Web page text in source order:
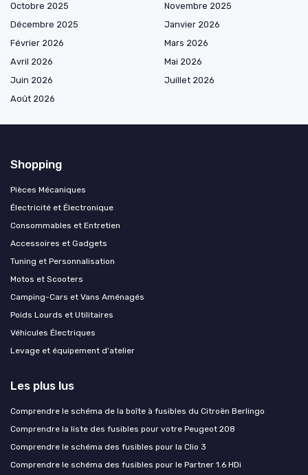
Octobre 2025
Novembre 2025
Décembre 2025
Janvier 2026
Février 2026
Mars 2026
Avril 2026
Mai 2026
Juin 2026
Juillet 2026
Août 2026
Shopping
Pièces Mécaniques
Électricité et Électronique
Consommables et Entretien
Accessoires et Gadgets
Tuning et Personnalisation
Motos et Scooters
Camping-Cars et Vans Aménagés
Poids Lourds et Utilitaires
Véhicules Électriques
Levage et équipement d'atelier
Les plus lus
Comprendre le schéma de la boîte à fusibles du Citroën Berlingo
Comprendre la liste des fusibles pour votre Peugeot 208
Comprendre le schéma des fusibles pour la Clio 3
Comprendre le schéma des fusibles pour le Partner 1.6 HDi